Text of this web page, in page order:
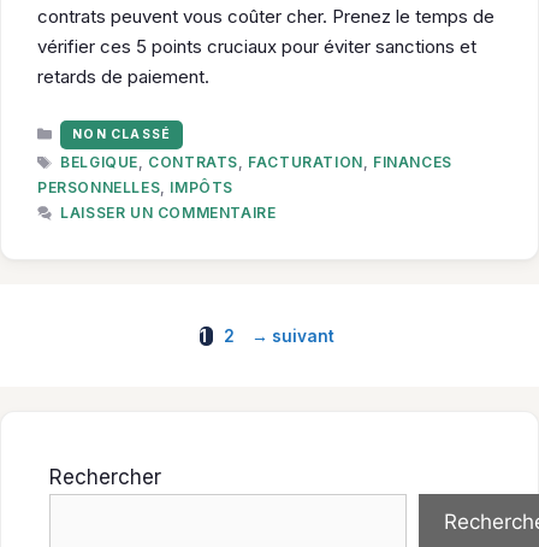
contrats peuvent vous coûter cher. Prenez le temps de
vérifier ces 5 points cruciaux pour éviter sanctions et
retards de paiement.
CATÉGORIES
NON CLASSÉ
ÉTIQUETTES
BELGIQUE, CONTRATS, FACTURATION, FINANCES
PERSONNELLES, IMPÔTS
LAISSER UN COMMENTAIRE
Page
1 Page
2 → suivant
Rechercher